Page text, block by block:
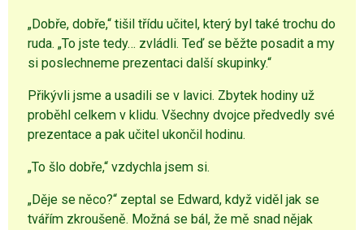
„Dobře, dobře,“ tišil třídu učitel, který byl také trochu do
ruda. „To jste tedy… zvládli. Teď se běžte posadit a my
si poslechneme prezentaci další skupinky.“
Přikývli jsme a usadili se v lavici. Zbytek hodiny už
proběhl celkem v klidu. Všechny dvojce předvedly své
prezentace a pak učitel ukončil hodinu.
„To šlo dobře,“ vzdychla jsem si.
„Děje se něco?“ zeptal se Edward, když viděl jak se
tvářím zkroušeně. Možná se bál, že mě snad nějak